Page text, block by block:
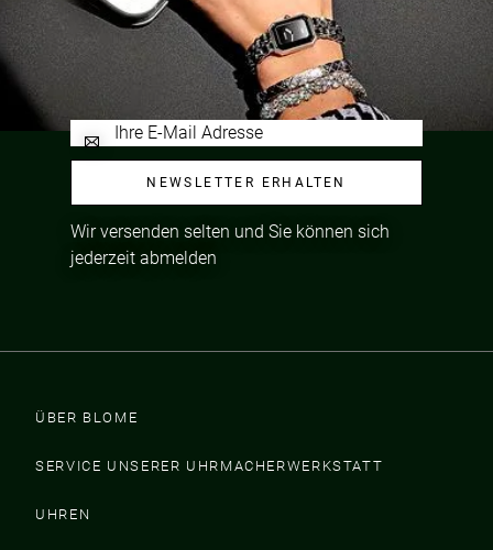
NEWSLETTER ERHALTEN
Wir versenden selten und Sie können sich
jederzeit abmelden
ÜBER BLOME
SERVICE UNSERER UHRMACHERWERKSTATT
UHREN